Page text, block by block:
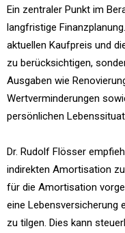
Ein zentraler Punkt im
langfristige
aktuellen Kaufpreis und
zu berücksichtigen,
Ausgaben wie
Wertverminderungen
persönlichen
Dr. Rudolf Flösser
indirekten Amortisation
für die Amortisation
eine Lebensversicherung
zu tilgen. Dies kann